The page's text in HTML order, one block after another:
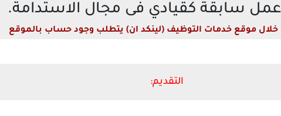
عمل سابقة كقيادي فى مجال الاستدامة.
خلال موقع خدمات التوظيف (لينكد ان) يتطلب وجود حساب بالموقع
التقديم: